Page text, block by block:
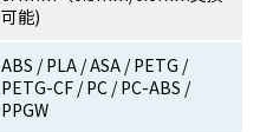
可能)
ABS / PLA / ASA / PETG /
PETG-CF / PC / PC-ABS /
PPGW